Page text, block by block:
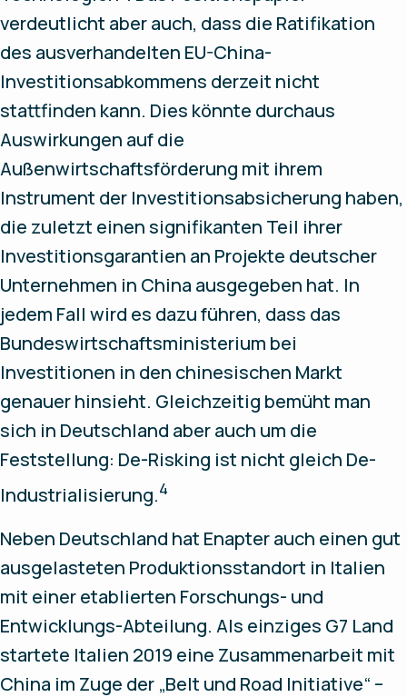
verdeutlicht aber auch, dass die Ratifikation
des ausverhandelten EU-China-
Investitionsabkommens derzeit nicht
stattfinden kann. Dies könnte durchaus
Auswirkungen auf die
Außenwirtschaftsförderung mit ihrem
Instrument der Investitionsabsicherung haben,
die zuletzt einen signifikanten Teil ihrer
Investitionsgarantien an Projekte deutscher
Unternehmen in China ausgegeben hat. In
jedem Fall wird es dazu führen, dass das
Bundeswirtschaftsministerium bei
Investitionen in den chinesischen Markt
genauer hinsieht. Gleichzeitig bemüht man
sich in Deutschland aber auch um die
Feststellung: De-Risking ist nicht gleich De-
Industrialisierung.4
Neben Deutschland hat Enapter auch einen gut
ausgelasteten Produktionsstandort in Italien
mit einer etablierten Forschungs- und
Entwicklungs-Abteilung. Als einziges G7 Land
startete Italien 2019 eine Zusammenarbeit mit
China im Zuge der „Belt und Road Initiative“ –